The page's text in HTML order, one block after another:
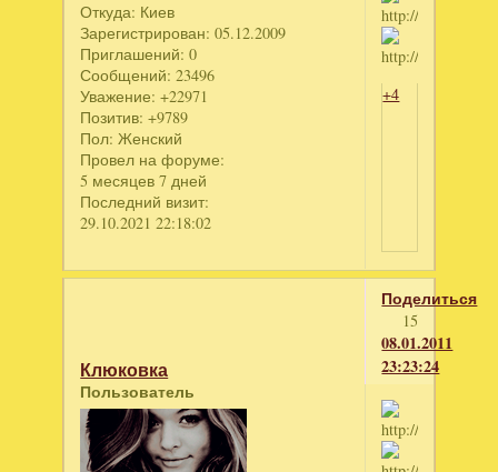
Откуда: Киев
Зарегистрирован: 05.12.2009
Приглашений: 0
Сообщений: 23496
Уважение: +22971
Позитив: +9789
Пол: Женский
Провел на форуме:
5 месяцев 7 дней
Последний визит:
29.10.2021 22:18:02
+4
Поделиться
15
08.01.2011
23:23:24
Клюковка
Пользователь